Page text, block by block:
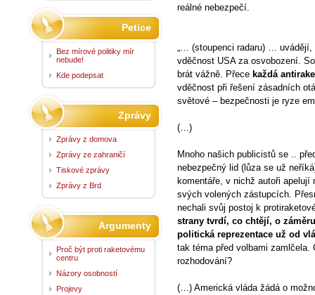
reálné nebezpečí.
„… (stoupenci radaru) … uvádějí,
vděčnost USA za osvobození.
brát vážně. Přece každá
vděčnost při řešení zásadních
světové – bezpečnosti je ryze
(…)
Mnoho našich publicistů se ..
nebezpečný lid (lůza se už
komentáře, v nichž autoři
svých volených zástupcích.
nechali svůj postoj k
strany tvrdí, co chtějí, o
politická reprezentace už od
tak téma před volbami
rozhodování?
(…) Americká vláda žádá o
Petice
Bez mírové politiky mír
nebude!
Kde podepsat
Zprávy
Zprávy z domova
Zprávy ze zahraničí
Tiskové zprávy
Zprávy z Brd
Argumenty
Proč být proti raketovému
centru
Názory osobností
Projevy